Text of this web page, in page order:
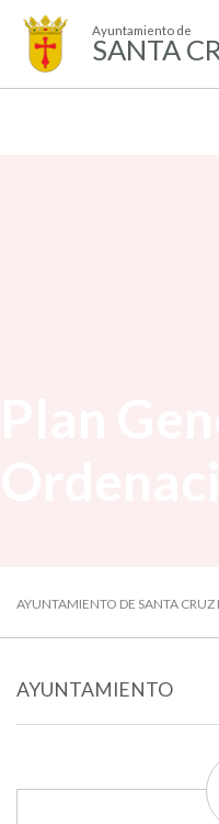
Ayuntamiento de
SANTA
AYUNTAMIENTO DE SANTA CRUZ
AYUNTAMIENTO